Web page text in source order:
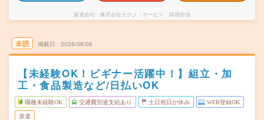
派遣会社 株式会社テクノ・サービス 採用担当
未読 掲載日 2026/08/06
【未経験OK！ビギナー活躍中！】組立・加
工・食品製造など/日払いOK
職種未経験OK 交通費別途支給あり 土日祝日が休み WEB登録OK
派遣